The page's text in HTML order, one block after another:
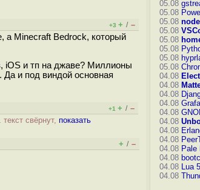
+3 + / –
а Minecraft Bedrock, который
iOS и тп на джаве? Миллионы
Да и под виндой основная
+1 + / –
текст свёрнут, показать
+ / –
05.08
05.08
05.08
05.08
05.08
05.08
05.08
05.08
04.08
04.08
04.08
04.08
04.08
04.08
04.08
04.08
04.08 Pale
04.08
04.08 Lua
04.08